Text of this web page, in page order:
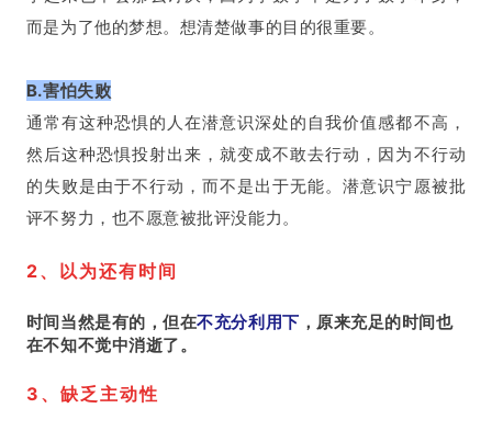
而是为了他的梦想。想清楚做事的目的很重要。
B.害怕失败
通常有这种恐惧的人在潜意识深处的自我价值感都不高，
然后这种恐惧投射出来，就变成不敢去行动，因为不行动
的失败是由于不行动，而不是出于无能。潜意识宁愿被批
评不努力，也不愿意被批评没能力。
2、以为还有时间
时间当然是有的，但在不充分利用下 ，原来充足的时间也
在不知不觉中消逝了。
3、缺乏主动性